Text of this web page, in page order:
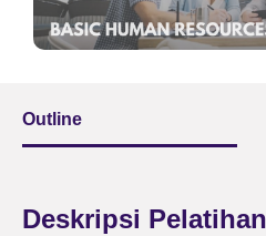
Outline
Deskripsi Pelatihan